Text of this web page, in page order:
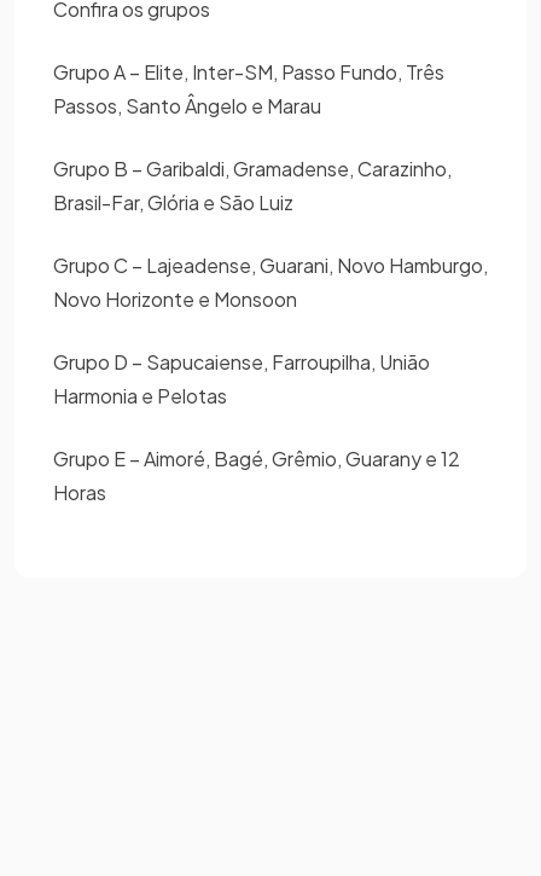
Confira os grupos
Grupo A – Elite, Inter-SM, Passo Fundo, Três
Passos, Santo Ângelo e Marau
Grupo B – Garibaldi, Gramadense, Carazinho,
Brasil-Far, Glória e São Luiz
Grupo C – Lajeadense, Guarani, Novo Hamburgo,
Novo Horizonte e Monsoon
Grupo D – Sapucaiense, Farroupilha, União
Harmonia e Pelotas
Grupo E – Aimoré, Bagé, Grêmio, Guarany e 12
Horas